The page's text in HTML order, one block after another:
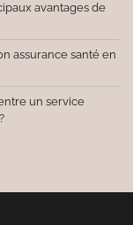
avantages de
assurance santé en
un service